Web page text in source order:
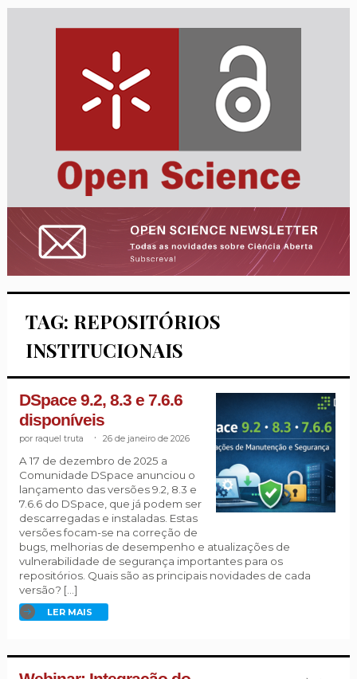
TAG: REPOSITÓRIOS
INSTITUCIONAIS
DSpace 9.2, 8.3 e 7.6.6
disponíveis
raquel truta 26 de janeiro de 2026
A 17 de dezembro de 2025 a
Comunidade DSpace anunciou o
lançamento das versões 9.2, 8.3 e
7.6.6 do DSpace, que já podem ser
descarregadas e instaladas. Estas
versões focam-se na correção de
bugs, melhorias de desempenho e atualizações de
vulnerabilidade de segurança importantes para os
repositórios. Quais são as principais novidades de cada
versão? […]
LER MAIS